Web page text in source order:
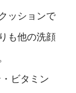
ッションで
も他の洗顔
ビタミン